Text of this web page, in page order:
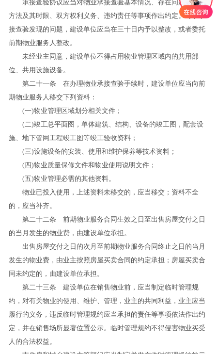
承接查验协议应当对物业承接查验基本情况、存在问题、解决
方法及其时限、双方权利义务、违约责任等事项作出约定。对于承
接查验发现的问题，建设单位应当在三十日内予以整改，或者委托
前期物业服务人整改。
未经业主同意，建设单位不得占用物业管理区域内的共用部
位、共用设施设备。
第二十一条 在办理物业承接查验手续时，建设单位应当向前
期物业服务人移交下列资料：
(一)物业管理区域划分相关文件；
( 二)竣工总平面图，单体建筑、结构、设备的竣工图，配套设
施、地下管网工程竣工图等竣工验收资料；
(三)设施设备的安装、使用和维护保养等技术资料；
( 四)物业质量保修文件和物业使用说明文件；
(五)物业管理必需的其他资料。
物业已投入使用，上述资料未移交的，应当移交；资料不全
的，应当补齐。
第二十二条 前期物业服务合同生效之日至出售房屋交付之日
的当月发生的物业费，由建设单位承担。
出售房屋交付之日的次月至前期物业服务合同终止之日的当月
发生的物业费，由业主按照房屋买卖合同的约定承担；房屋买卖合
同未约定的，由建设单位承担。
第二十三条 建设单位在销售物业前，应当制定临时管理规
约，对有关物业的使用、维护、管理，业主的共同利益，业主应当
履行的义务，违反临时管理规约应当承担的责任等事项依法作出约
定，并在销售场所显著位置公示。临时管理规约不得侵害物业买受
人的合法权益。